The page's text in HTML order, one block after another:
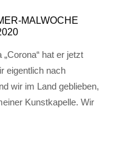
MALWOCHE
hat er jetzt
eigentlich nach
wir im Land geblieben,
Kunstkapelle. Wir